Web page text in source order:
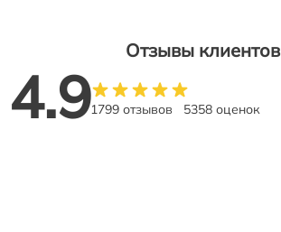
Отзывы клиентов
4.91799 отзывов 5358 оценок